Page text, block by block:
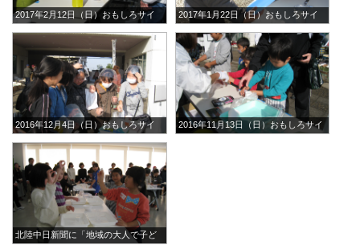
2017年2月12日（日）おもしろサイ
議」 in 横浜商科大学商大バザール
2017年1月22日（日）おもしろサイ
思議」 in 横浜商科大学商大バザー
ル
2016年12月4日（日）おもしろサイ
議」 in 横浜商科大学商大バザール
2016年11月13日（日）おもしろサイ
北陸中日新聞に「地域の大人で子ど